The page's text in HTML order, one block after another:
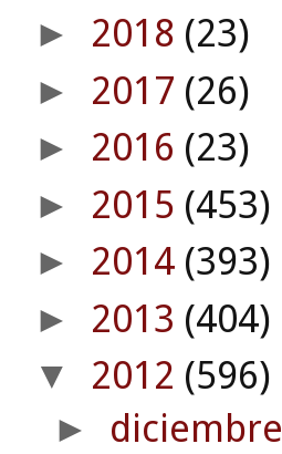
► 2018 (23)
► 2017 (26)
► 2016 (23)
► 2015 (453)
► 2014 (393)
► 2013 (404)
▼ 2012 (596)
► diciembre